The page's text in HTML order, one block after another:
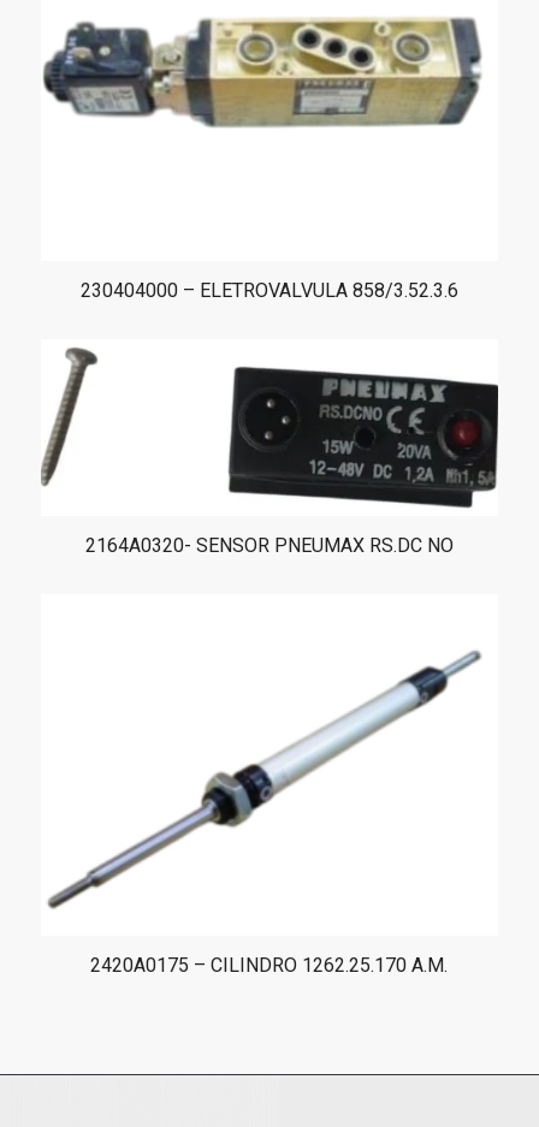
230404000 – ELETROVALVULA 858/3.52.3.6
2164A0320- SENSOR PNEUMAX RS.DC NO
2420A0175 – CILINDRO 1262.25.170 A.M.